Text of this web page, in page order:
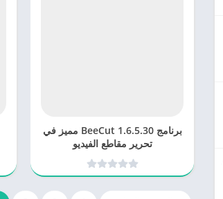
برنامج BeeCut 1.6.5.30 مميز في
تحرير مقاطع الفيديو